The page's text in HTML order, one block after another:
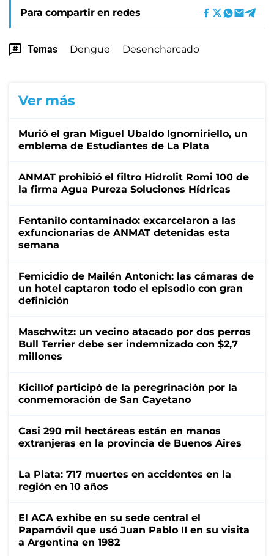
Para compartir en redes
Temas Dengue Desencharcado
Ver más
Murió el gran Miguel Ubaldo Ignomiriello, un
emblema de Estudiantes de La Plata
ANMAT prohibió el filtro Hidrolit Romi 100 de
la firma Agua Pureza Soluciones Hídricas
Fentanilo contaminado: excarcelaron a las
exfuncionarias de ANMAT detenidas esta
semana
Femicidio de Mailén Antonich: las cámaras de
un hotel captaron todo el episodio con gran
definición
Maschwitz: un vecino atacado por dos perros
Bull Terrier debe ser indemnizado con $2,7
millones
Kicillof participó de la peregrinación por la
conmemoración de San Cayetano
Casi 290 mil hectáreas están en manos
extranjeras en la provincia de Buenos Aires
La Plata: 717 muertes en accidentes en la
región en 10 años
El ACA exhibe en su sede central el
Papamóvil que usó Juan Pablo II en su visita
a Argentina en 1982